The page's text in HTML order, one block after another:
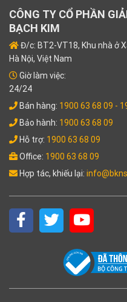
CÔNG TY CỔ PHẦN
BẠCH KIM
Đ/c: BT2-VT18, Khu nhà ở
Hà Nội, Việt Nam
Giờ làm việc:
24/24
Bán hàng: 1900 63 68 09 -
Bảo hành: 1900 63 68 09
Hỗ trợ: 1900 63 68 09
Office: 1900 63 68 09
Hợp tác, khiếu lại: